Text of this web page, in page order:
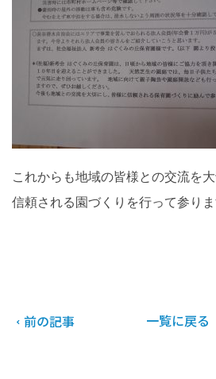
これからも地域の皆様との交流を大
信頼される園づくりを行って参りま
前の記事 一覧に戻る